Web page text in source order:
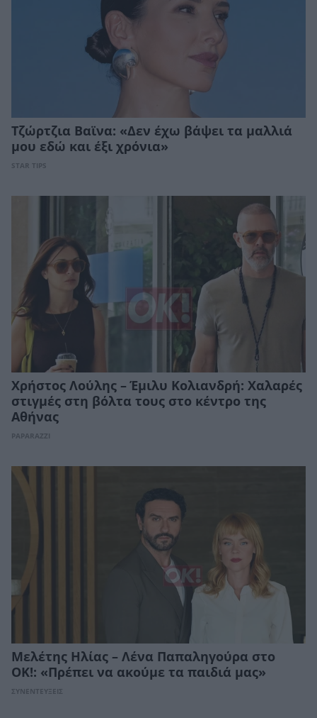
Τζώρτζια Βαϊνα: «Δεν έχω βάψει τα μαλλιά
μου εδώ και έξι χρόνια»
STAR TIPS
Χρήστος Λούλης – Έμιλυ Κολιανδρή: Χαλαρές
στιγμές στη βόλτα τους στο κέντρο της
Αθήνας
PAPARAZZI
Μελέτης Ηλίας – Λένα Παπαληγούρα στο
ΟΚ!: «Πρέπει να ακούμε τα παιδιά μας»
ΣΥΝΕΝΤΕΥΞΕΙΣ